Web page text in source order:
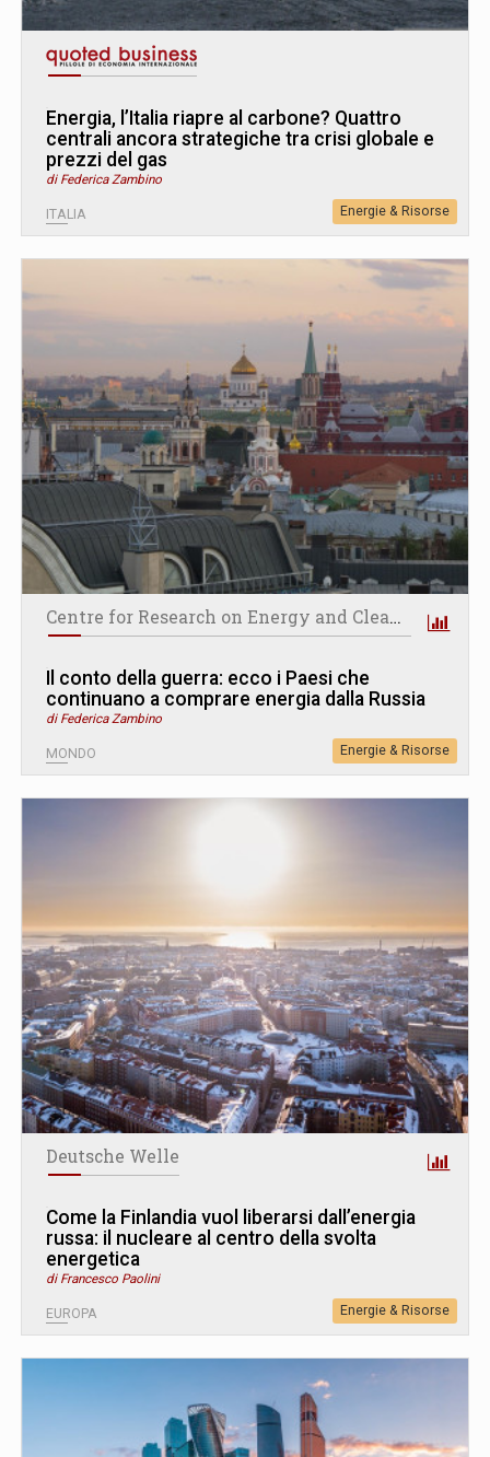
Energia, l’Italia riapre al carbone? Quattro
centrali ancora strategiche tra crisi globale e
prezzi del gas
di Federica Zambino
ITALIA Energie & Risorse
Centre for Research on Energy and Clean Air
Il conto della guerra: ecco i Paesi che
continuano a comprare energia dalla Russia
di Federica Zambino
MONDO Energie & Risorse
Deutsche Welle
Come la Finlandia vuol liberarsi dall’energia
russa: il nucleare al centro della svolta
energetica
di Francesco Paolini
EUROPA Energie & Risorse